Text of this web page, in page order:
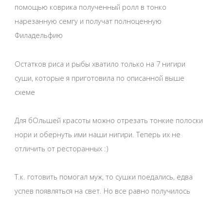
помощью коврика полученный ролл в тонко
нарезанную семгу и получат полноценную
Филадельфию
Остатков риса и рыбы хватило только на 7 нигири
суши, которые я приготовила по описанной выше
схеме
Для бОльшей красоты можно отрезать тонкие полоски
нори и обернуть ими наши нигири. Теперь их не
отличить от ресторанных :)
Т.к. готовить помогал муж, то сушки поедались, едва
успев появляться на свет. Но все равно получилось